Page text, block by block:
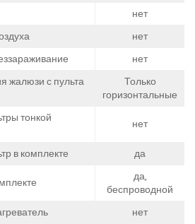
нет
нет
нет
жалюзи с пульта
Только
горизонтальные
тонкой
нет
в комплекте
да
да,
беспроводной
нет